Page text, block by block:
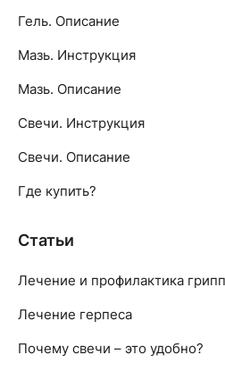
Гель. Описание
Мазь. Инструкция
Мазь. Описание
Свечи. Инструкция
Свечи. Описание
Где купить?
Статьи
Лечение и профилактика
Лечение герпеса
Почему свечи – это удобно?